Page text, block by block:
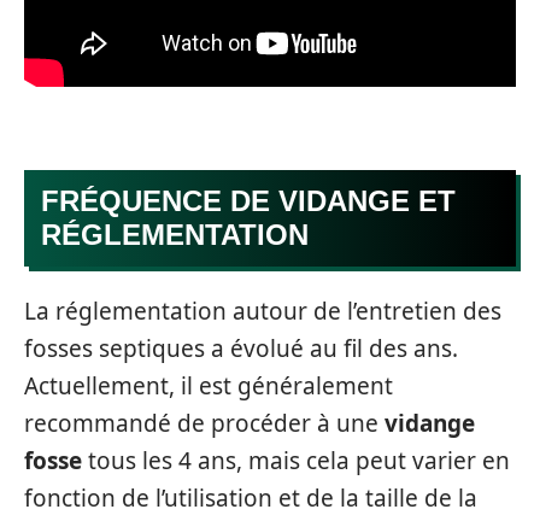
FRÉQUENCE DE VIDANGE ET
RÉGLEMENTATION
La réglementation autour de l’entretien des
fosses septiques a évolué au fil des ans.
Actuellement, il est généralement
recommandé de procéder à une vidange
fossetous les 4 ans, mais cela peut varier en
fonction de l’utilisation et de la taille de la